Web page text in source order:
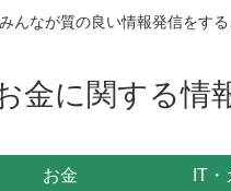
んなが質の良い情報発信をす
金に関する情
お金
IT